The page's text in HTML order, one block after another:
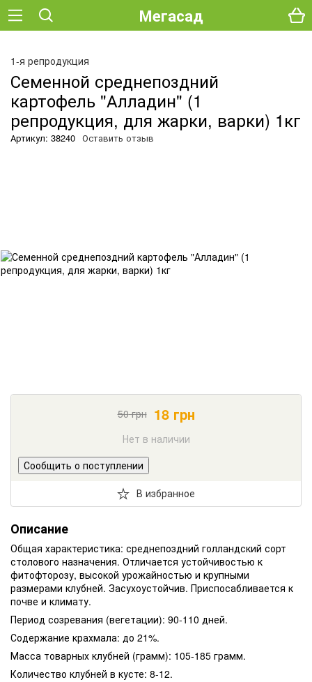
Мегасад
1-я репродукция
Семенной среднепоздний
картофель "Алладин" (1
репродукция, для жарки, варки) 1кг
Артикул: 38240 Оставить отзыв
50грн 18грн
Нет в наличии
Сообщить о поступлении
В избранное
Описание
Общая характеристика: среднепоздний голландский сорт
столового назначения. Отличается устойчивостью к
фитофторозу, высокой урожайностью и крупными
размерами клубней. Засухоустойчив. Приспосабливается к
почве и климату.
Период созревания (вегетации): 90-110 дней.
Содержание крахмала: до 21%.
Масса товарных клубней (грамм): 105-185 грамм.
Количество клубней в кусте: 8-12.